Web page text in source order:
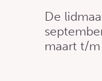
De
maart t/m